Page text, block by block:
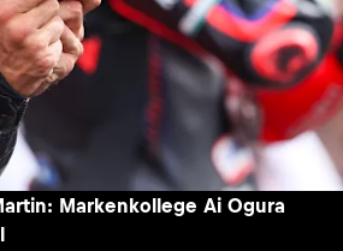
Markenkollege Ai Ogura